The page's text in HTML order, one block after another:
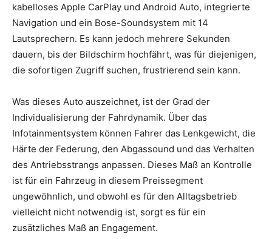
kabelloses Apple CarPlay und Android Auto, integrierte
Navigation und ein Bose-Soundsystem mit 14
Lautsprechern. Es kann jedoch mehrere Sekunden
dauern, bis der Bildschirm hochfährt, was für diejenigen,
die sofortigen Zugriff suchen, frustrierend sein kann.
Was dieses Auto auszeichnet, ist der Grad der
Individualisierung der Fahrdynamik. Über das
Infotainmentsystem können Fahrer das Lenkgewicht, die
Härte der Federung, den Abgassound und das Verhalten
des Antriebsstrangs anpassen. Dieses Maß an Kontrolle
ist für ein Fahrzeug in diesem Preissegment
ungewöhnlich, und obwohl es für den Alltagsbetrieb
vielleicht nicht notwendig ist, sorgt es für ein
zusätzliches Maß an Engagement.